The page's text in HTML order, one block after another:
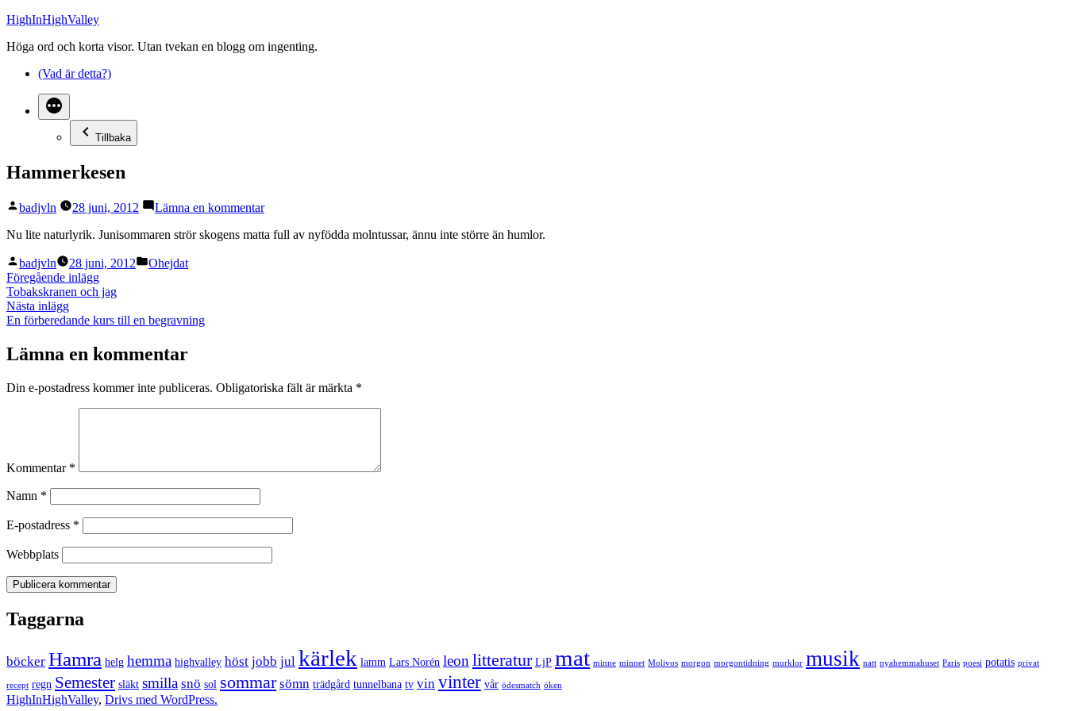
Hoppa
innehåll
HighInHighValley
Höga ord och korta visor. Utan tvekan en blogg om ingenting.
(Vad är detta?)
Tillbaka
Hammerkesen
Publicerat
badjvln 28 juni, 2012 Lämna en kommentartill
Nu lite naturlyrik. Junisommaren strör skogens matta full av nyfödda molntussar, ännu inte större än humlor.
Publicerat
av
badjvln 28 juni, 2012
Publicerat
Ohejdat
Inläggsnavigering
Föregående inläggFöregående
inlägg:
Tobakskranen och jag
Nästa inläggNästa
inlägg:
En förberedande kurs till en begravning
Lämna en kommentar
Din e-postadress kommer inte publiceras. Obligatoriska fält är märkta *
Kommentar *
Namn *
E-postadress *
Webbplats
Taggarna
böcker Hamra helg hemma highvalley höst jobb jul kärlek lamm Lars Norén leonlitteratur LjP mat minne minnet Molivos morgon morgontidning murklor musik natt nyahemmahuset Paris poesi potatis privat
recept regn Semester släkt smilla snö sol sommar sömn trädgård tunnelbana tv vin vinter vår ödesmatch öken
HighInHighValley, Drivs med WordPress.